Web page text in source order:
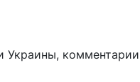
Украины,